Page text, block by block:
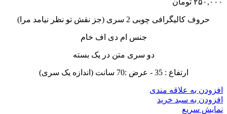
حروف کالیگرافی چوبی 2 سری (جز نقش تو نظر نیامد مرا)
جنس ام دی اف خام
دو سری متن در یک بسته
ارتفاع : 35 - عرض :70 سانت (اندازه یک سری)
افزودن به علاقه مندی
افزودن به سبد خرید
نمایش سریع